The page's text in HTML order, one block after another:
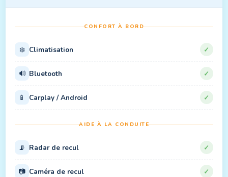
CONFORT À BORD
❄️ Climatisation ✓
🔊 Bluetooth ✓
📱 Carplay / Android ✓
AIDE À LA CONDUITE
📡 Radar de recul ✓
📷 Caméra de recul ✓